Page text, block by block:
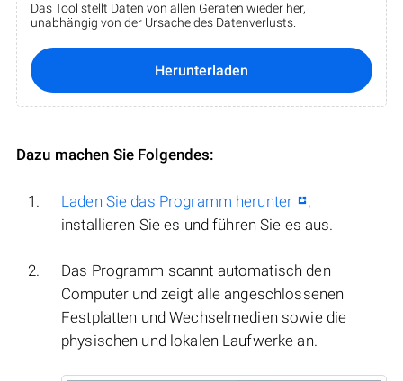
Das Tool stellt Daten von allen Geräten wieder her,
unabhängig von der Ursache des Datenverlusts.
Herunterladen
Dazu machen Sie Folgendes:
Laden Sie das Programm herunter
,
installieren Sie es und führen Sie es aus.
Das Programm scannt automatisch den
Computer und zeigt alle angeschlossenen
Festplatten und Wechselmedien sowie die
physischen und lokalen Laufwerke an.